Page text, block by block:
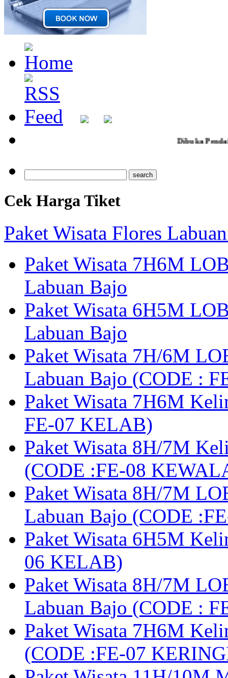
Dibuka Pendaftaran ziarah
Cek Harga Tiket
Paket Wisata Flores
Paket Wisata 7H6M
Labuan Bajo
Paket Wisata 6H5M
Labuan Bajo
Paket Wisata 7H/6M
Labuan Bajo (CODE :
Paket Wisata 7H6M
FE-07 KELAB)
Paket Wisata 8H/7M
(CODE :FE-08
Paket Wisata 8H/7M
Labuan Bajo (CODE
Paket Wisata 6H5M
06 KELAB)
Paket Wisata 8H/7M
Labuan Bajo (CODE :
Paket Wisata 7H6M
(CODE :FE-07